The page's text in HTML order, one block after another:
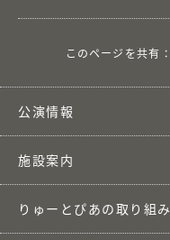
このページを共有 ：
公演情報
施設案内
りゅーとぴあの取り組み